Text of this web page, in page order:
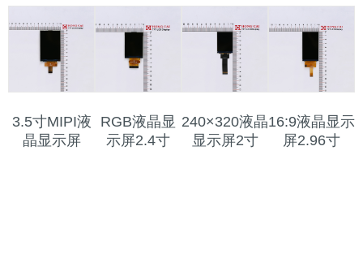
3.5寸MIPI液
晶显示屏
RGB液晶显
示屏2.4寸
240×320液晶
显示屏2寸
16:9液晶显示
屏2.96寸